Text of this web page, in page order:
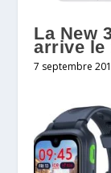
La New
arrive le
7 septembre